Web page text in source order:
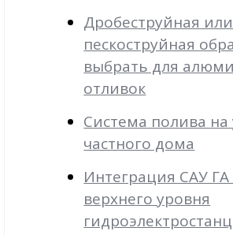
Дробеструйная или
пескоструйная
выбрать для
отливок
Система полива на
частного дома
Интеграция САУ
верхнего уровня